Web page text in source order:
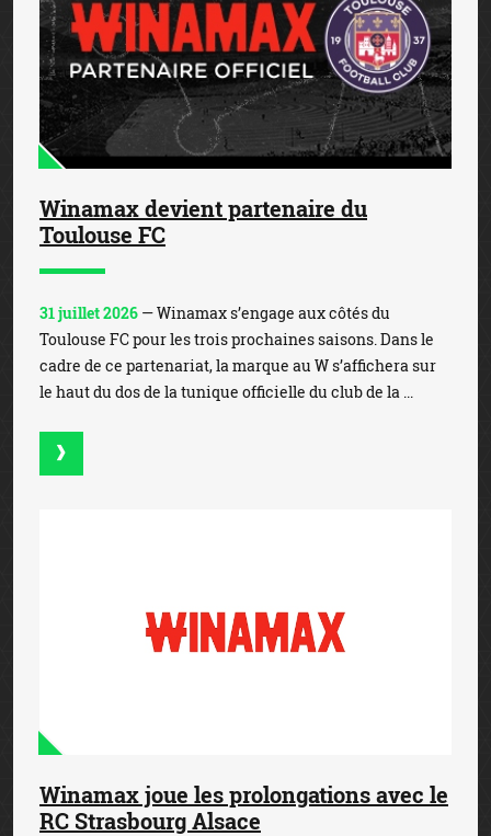
Winamax devient partenaire du
Toulouse FC
31 juillet 2026 — Winamax s’engage aux côtés du
Toulouse FC pour les trois prochaines saisons. Dans le
cadre de ce partenariat, la marque au W s’affichera sur
le haut du dos de la tunique officielle du club de la ...
Winamax joue les prolongations avec le
RC Strasbourg Alsace